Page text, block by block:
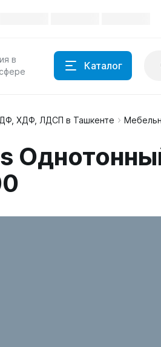
в
Каталог
ХДФ, ЛДСП в Ташкенте